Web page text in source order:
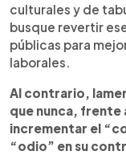
culturales y de
busque revertir
públicas para
laborales.
Al contrario,
que nunca, frente
incrementar el
“odio” en su